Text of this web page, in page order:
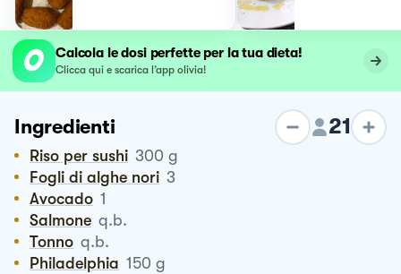
Calcola le dosi perfette per la tua dieta!
Clicca qui e scarica l’app olivia!
Ingredienti 21
Riso per sushi 300 g
Fogli di alghe nori 3
Avocado 1
Salmone q.b.
Tonno q.b.
Philadelphia 150 g